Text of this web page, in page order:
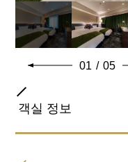
01 / 05
객실 정보